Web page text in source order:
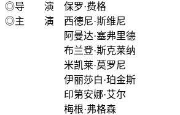
◎导 演 保罗·费格
◎主 演 西德尼·斯维尼
阿曼达·塞弗里德
布兰登·斯克莱纳
米凯莱·莫罗尼
伊丽莎白·珀金斯
印第安娜·艾尔
梅根·弗格森